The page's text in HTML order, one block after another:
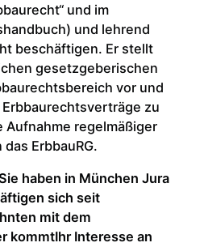
und im
und lehrend
beschäftigen. Er stellt
gesetzgeberischen
vor und
zu
Aufnahme regelmäßiger
ErbbauRG.
haben in München Jura
sich seit
mit dem
kommtIhr Interesse an